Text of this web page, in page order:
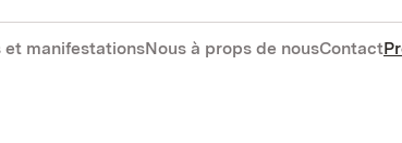
et manifestationsNous à props de nousContact